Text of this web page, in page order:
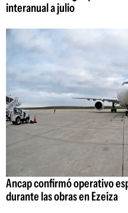
interanual a julio
Ancap confirmó operativo
durante las obras en Ezeiza